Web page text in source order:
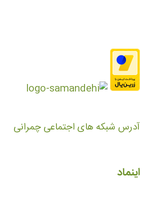
آدرس شبکه های اجتماعی چمرانی
اینماد